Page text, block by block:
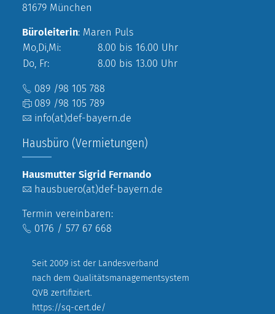
81679 München
Büroleiterin: Maren Puls
Mo,Di,Mi:
8.00 bis 16.00 Uhr
Do, Fr:
8.00 bis 13.00 Uhr
089 /98 105 788
089 /98 105 789
info(at)def-bayern.de
Hausbüro (Vermietungen)
Hausmutter Sigrid Fernando
hausbuero(at)def-bayern.de
Termin vereinbaren:
0176 / 577 67 668
Seit 2009 ist der Landesverband
nach dem Qualitätsmanagementsystem
QVB zertifiziert.
https://sq-cert.de/